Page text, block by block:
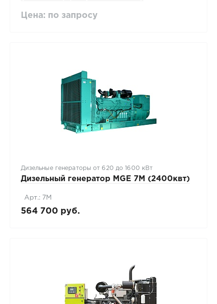
Цена: по запросу
Дизельные генераторы от 620 до 1600 кВт
Дизельный генератор MGE 7M (2400квт)
Арт.: 7M
564 700 руб.